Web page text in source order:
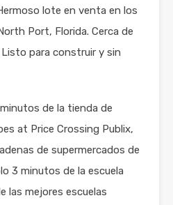
lote en venta en los
Port, Florida. Cerca de
para construir y sin
de la tienda de
at Price Crossing Publix,
de supermercados de
3 minutos de la escuela
las mejores escuelas